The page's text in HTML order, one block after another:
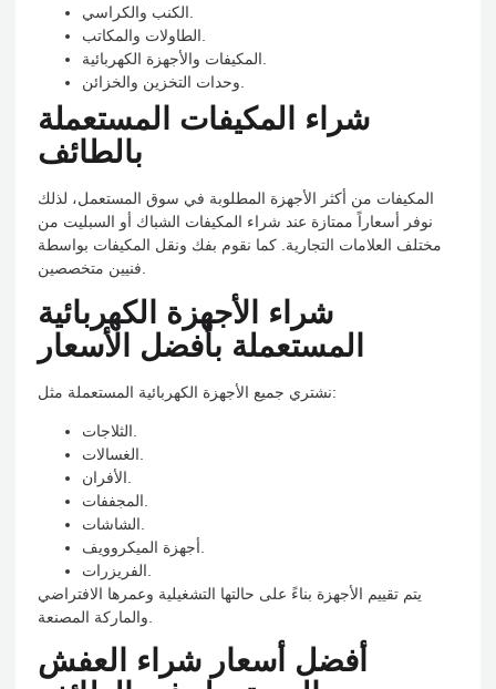
الكنب والكراسي.
الطاولات والمكاتب.
المكيفات والأجهزة الكهربائية.
وحدات التخزين والخزائن.
شراء المكيفات المستعملة
بالطائف
المكيفات من أكثر الأجهزة المطلوبة في سوق المستعمل، لذلك
نوفر أسعاراً ممتازة عند شراء المكيفات الشباك أو السبليت من
مختلف العلامات التجارية. كما نقوم بفك ونقل المكيفات بواسطة
فنيين متخصصين.
شراء الأجهزة الكهربائية
المستعملة بأفضل الأسعار
نشتري جميع الأجهزة الكهربائية المستعملة مثل:
يتم تقييم الأجهزة بناءً على حالتها التشغيلية وعمرها الافتراضي
أفضل أسعار شراء العفش